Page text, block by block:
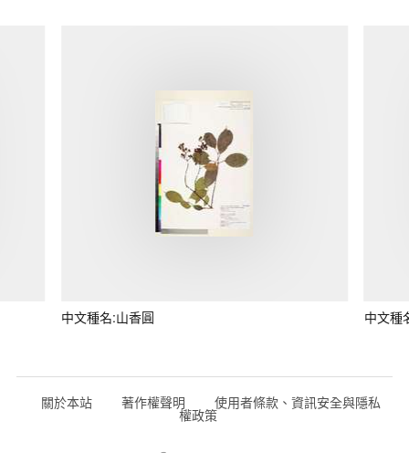
中文種名:山香圓 中文種
關於本站 著作權聲明 使用者條款、資訊安全與隱私
權政策